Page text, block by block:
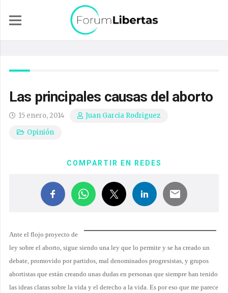
Las principales causas del aborto
15 enero, 2014
Juan Garcia Rodriguez
Opinión
COMPARTIR EN REDES
Ante el flojo proyecto de
ley sobre el aborto, sigue siendo una ley que lo permite y se ha creado un
debate, promovido por partidos, mal denominados progresistas, y grupos
abortistas que están creando unas dudas en personas que siempre han tenido
las ideas claras sobre la vida y el derecho a la vida. Es por eso que me parece